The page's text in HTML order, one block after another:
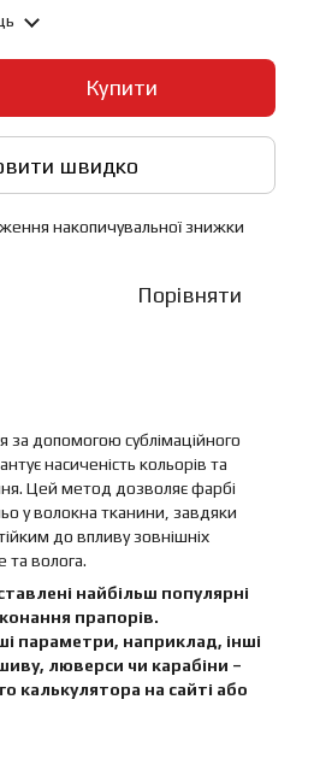
Купити
швидко
накопичувальної знижки
Порівняти
за допомогою сублімаційного
насиченість кольорів та
Цей метод дозволяє фарбі
у волокна тканини, завдяки
до впливу зовнішніх
та волога.
найбільш популярні
прапорів.
параметри, наприклад, інші
люверси чи карабіни –
калькулятора на сайті або